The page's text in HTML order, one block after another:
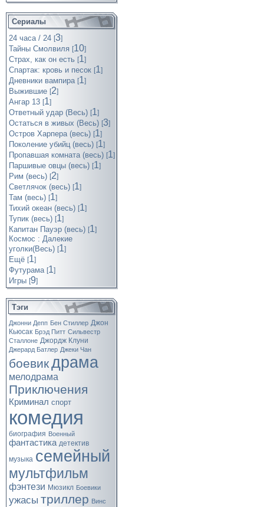
Сериалы
24 часа / 24 [3]
Тайны Смолвиля [10]
Страх, как он есть [1]
Спартак: кровь и песок [1]
Дневники вампира [1]
Выжившие [2]
Ангар 13 [1]
Ответный удар (Весь) [1]
Остаться в живых (Весь) [3]
Остров Харпера (весь) [1]
Поколение убийц (весь) [1]
Пропавшая комната (весь) [1]
Паршивые овцы (весь) [1]
Рим (весь) [2]
Светлячок (весь) [1]
Там (весь) [1]
Тихий океан (весь) [1]
Тупик (весь) [1]
Капитан Пауэр (весь) [1]
Космос : Далекие
уголки(Весь) [1]
Ещё [1]
Футурама [1]
Игры [9]
Тэги
Джонни Депп Бен Стиллер Джон
Кьюсак Брэд Питт Сильвестр
Сталлоне Джордж Клуни
Джерард Батлер Джеки Чан
боевикдрама
мелодрама
Приключения
Криминал спорт
комедия
биография Военный
фантастика детектив
музыка семейный
мультфильм
фэнтези Мюзикл Боевики
ужасы триллер Винс